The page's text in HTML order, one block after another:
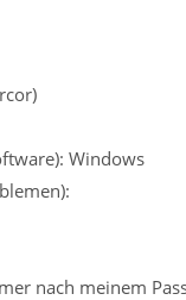
Windows
nach meinem